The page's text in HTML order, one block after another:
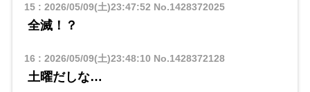
15: 2026/05/09(土)23:47:52 No.1428372025
全滅！？
16 : 2026/05/09(土)23:48:10 No.1428372128
土曜だしな…